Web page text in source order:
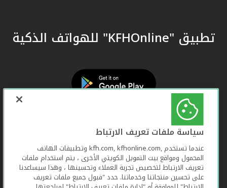
تطبيق "KFHOnline" للهواتف الذكية
سياسة ملفات تعريف الارتباط
عندما تستخدم ,kfh.com, kfhonline.com وتطبيقات الهاتف
المحمول ومواقع بيت التمويل الكويتي الأخرى ، يتم استخدام ملفات
تعريف الارتباط لتخصيص تجربة العملاء وتحسينها ، وهذا سيساعدنا
على تحسين منتجاتنا وخدماتنا. حدد "قبول جميع ملفات تعريف